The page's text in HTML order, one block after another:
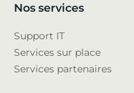
Nos services
Support IT
Services sur place
Services partenaires